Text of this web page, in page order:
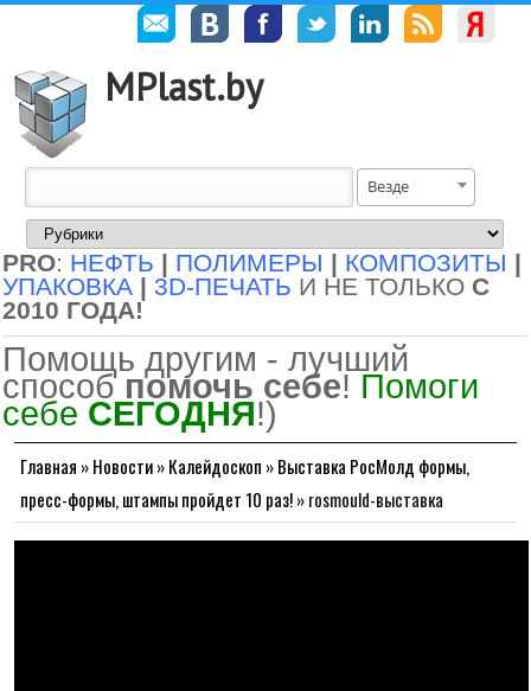
MPlast.by
Везде
PRO: НЕФТЬ | ПОЛИМЕРЫ | КОМПОЗИТЫ |
УПАКОВКА | 3D-ПЕЧАТЬ И НЕ ТОЛЬКО С
2010 ГОДА!
Помощь другим - лучший
способ помочь себе! Помоги
себе СЕГОДНЯ!)
Главная »Новости»Калейдоскоп »Выставка РосМолд формы,
пресс-формы, штампы пройдет 10 раз!»rosmould-выставка